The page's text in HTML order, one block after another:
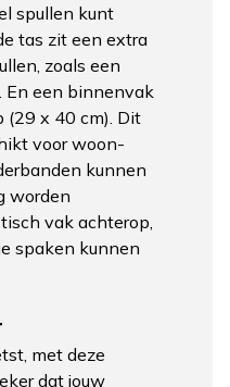
spullen kunt
tas zit een extra
zoals een
En een binnenvak
(29 x 40 cm). Dit
voor woon-
kunnen
worden
vak achterop,
spaken kunnen
met deze
dat jouw